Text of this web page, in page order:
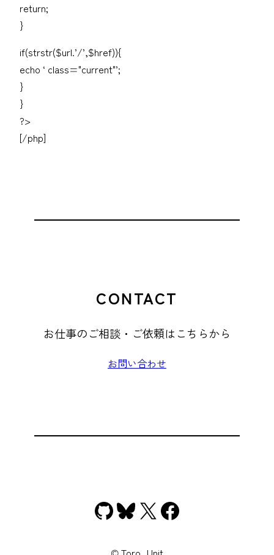
return;
}
if(strstr($url.’/’,$href)){
echo ‘ class="current"’;
}
}
?>
[/php]
CONTACT
お仕事のご相談・ご依頼はこちらから
お問い合わせ
GitHub
Bluesky
X Facebook